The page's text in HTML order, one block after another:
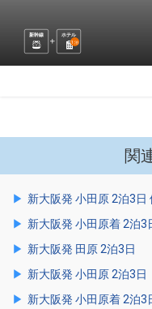
新幹線
ホテル
1 泊
関
新大阪発 小田原 2泊3日
新大阪発 小田原着 2泊3
新大阪発 田原 2泊3日
新大阪発 小田原 2泊3日
新大阪発 小田原着 2泊3